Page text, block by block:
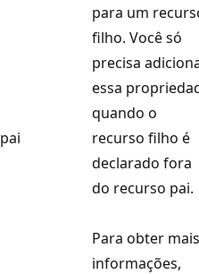
pai
para um
filho. Você só
precisa
essa
quando o
recurso filho é
declarado fora
do recurso pai.
Para obter mais
informações,